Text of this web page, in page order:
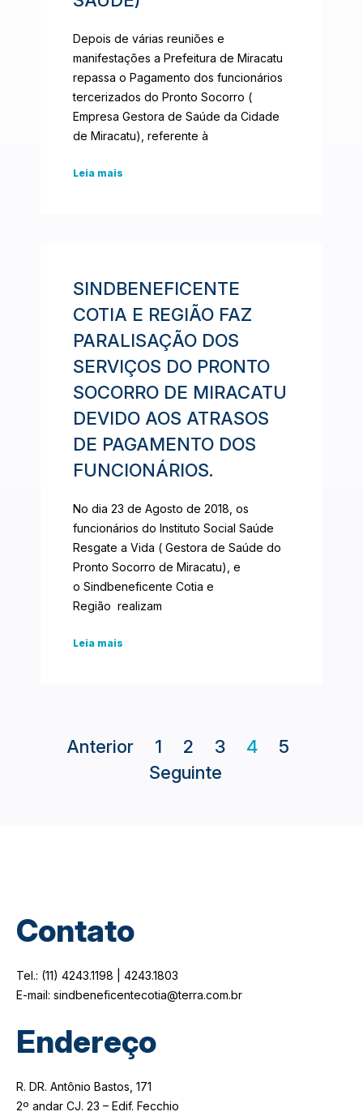
Depois de várias reuniões e
manifestações a Prefeitura de Miracatu
repassa o Pagamento dos funcionários
tercerizados do Pronto Socorro (
Empresa Gestora de Saúde da Cidade
de Miracatu), referente à
Leia mais
SINDBENEFICENTE
COTIA E REGIÃO FAZ
PARALISAÇÃO DOS
SERVIÇOS DO PRONTO
SOCORRO DE MIRACATU
DEVIDO AOS ATRASOS
DE PAGAMENTO DOS
FUNCIONÁRIOS.
No dia 23 de Agosto de 2018, os
funcionários do Instituto Social Saúde
Resgate a Vida ( Gestora de Saúde do
Pronto Socorro de Miracatu), e
o Sindbeneficente Cotia e
Região realizam
Leia mais
Anterior 1 2 3 4
5
Seguinte
Contato
Tel.: (11) 4243.1198 | 4243.1803
E-mail: sindbeneficentecotia@terra.com.br
Endereço
R. DR. Antônio Bastos, 171
2º andar CJ. 23 – Edif. Fecchio